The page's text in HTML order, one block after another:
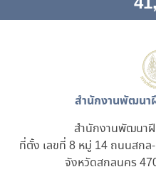
สำนักงานพัฒนา
สำนักงานพัฒนา
ที่ตั้ง เลขที่ 8 หมู่ 14 ถนนสกล
จังหวัดสกลนคร